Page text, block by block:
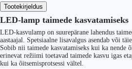
Tootekirjeldus
LED-lamp taimede kasvatamiseks
LED-kasvulamp on suurepärane lahendus
aastaajal. Spetsiaalne lisavalgus asendab või
Sobib nii taimede kasvatamiseks kui ka nende
erinevat režiimi toetavad taimede kasvu igas
kui ka õitsemisprotsessi vältel.